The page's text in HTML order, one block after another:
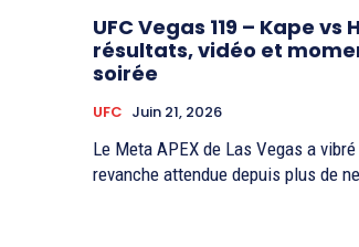
UFC Vegas 119 – Kape vs
résultats, vidéo et
soirée
UFC Juin 21, 2026
Le Meta APEX de Las Vegas a
revanche attendue depuis plus de